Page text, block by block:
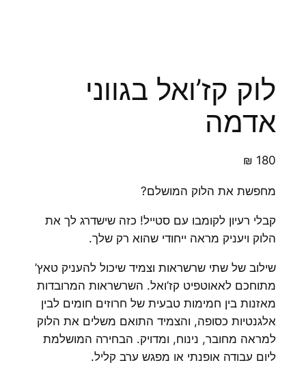
לוק קז’ואל בגווני
אדמה
₪ 180
מחפשת את הלוק המושלם?
קבלי רעיון לקומבו עם סטייל! כזה שישדרג לך את
הלוק ויעניק מראה ייחודי שהוא רק שלך.
שילוב של שתי שרשראות וצמיד שיכול להעניק טאץ’
מתוחכם לאאוטפיט קז’ואל. השרשראות המרובדות
מאזנות בין חמימות טבעית של חרוזים חומים לבין
אלגנטיות כסופה, והצמיד התואם משלים את הלוק
למראה מחובר, נינוח, ומדויק. הבחירה המושלמת
ליום עבודה אופנתי או מפגש ערב קליל.